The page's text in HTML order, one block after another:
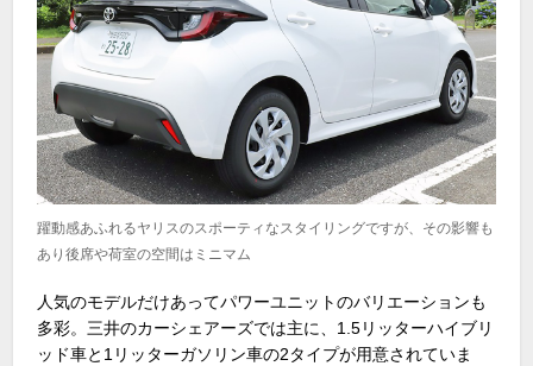
躍動感あふれるヤリスのスポーティなスタイリングですが、その影響も
あり後席や荷室の空間はミニマム
人気のモデルだけあってパワーユニットのバリエーションも
多彩。三井のカーシェアーズでは主に、 1.5リッターハイブリ
ッド車と 1 リッターガソリン車の2タイプが用意されていま